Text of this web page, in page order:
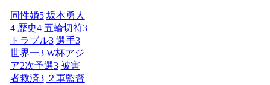
同性婚5 坂本勇人
4 歴史4 五輪切符3
トラブル3 選手3
世界一3 W杯アジ
ア2次予選3 被害
者救済3 ２軍監督